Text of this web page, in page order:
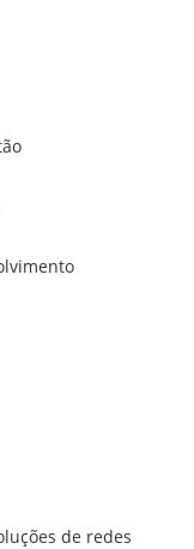
de redes